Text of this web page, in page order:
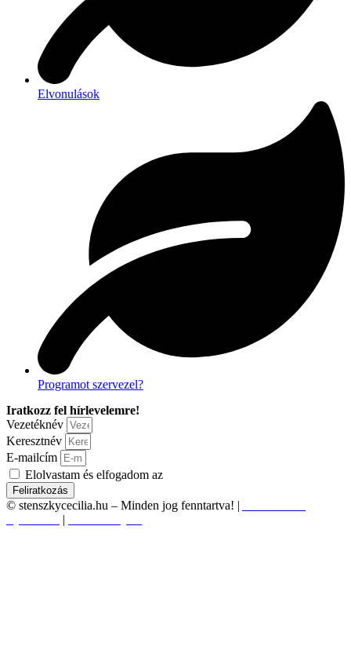
Elvonulások
Programot szervezel?
Iratkozz fel hírlevelemre!
Vezetéknév
Keresztnév
E-mailcím
Elolvastam és elfogadom az
Feliratkozás
© stenszkycecilia.hu – Minden jog fenntartva! |
|